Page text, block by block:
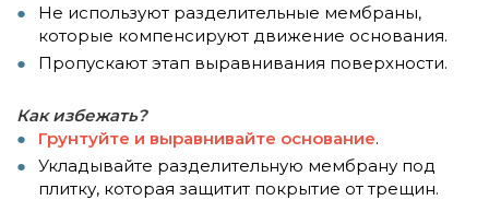
Не используют разделительные мембраны,
которые компенсируют движение основания.
Пропускают этап выравнивания поверхности.
Как избежать?
Грунтуйте и выравнивайте основание.
Укладывайте разделительную мембрану под
плитку, которая защитит покрытие от трещин.